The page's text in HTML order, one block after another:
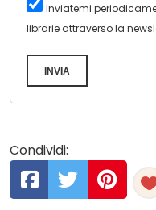
Inviatemi
librarie attraverso la
INVIA
Condividi: